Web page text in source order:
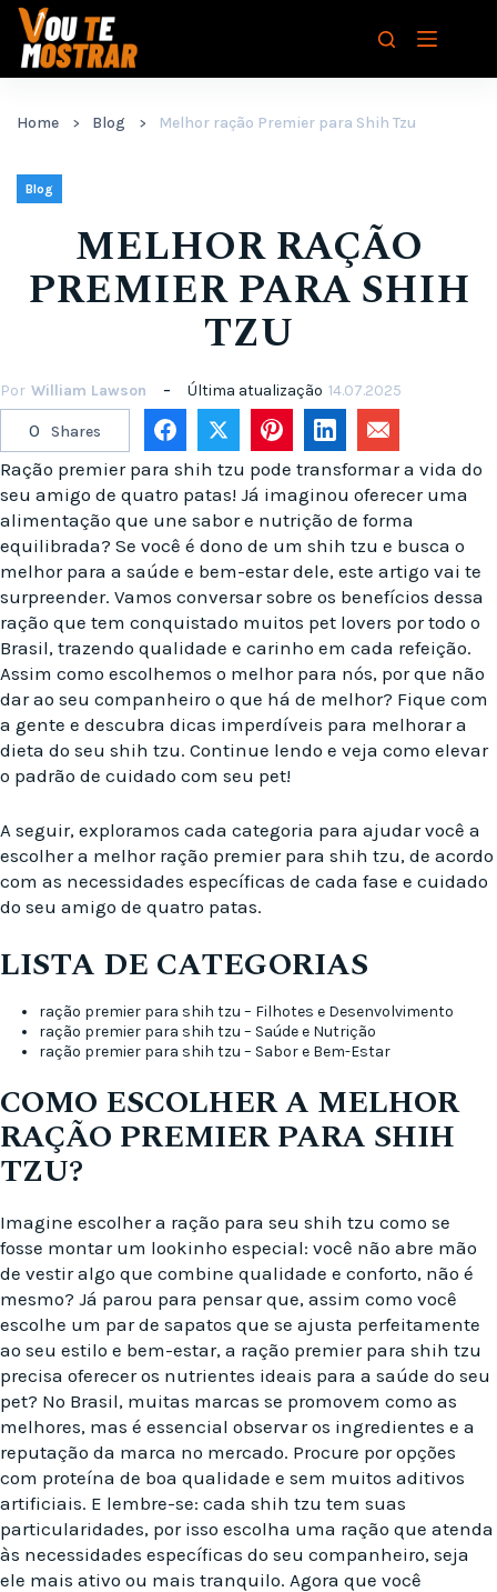
Pular
para
Home Blog Melhor ração Premier para Shih Tzu
Blog
MELHOR RAÇÃO
PREMIER PARA SHIH
TZU
Por William Lawson Última atualização 14.07.2025
0 Shares
Ração premier para shih tzu pode transformar a vida do
seu amigo de quatro patas! Já imaginou oferecer uma
alimentação que une sabor e nutrição de forma
equilibrada? Se você é dono de um shih tzu e busca o
melhor para a saúde e bem-estar dele, este artigo vai te
surpreender. Vamos conversar sobre os benefícios dessa
ração que tem conquistado muitos pet lovers por todo o
Brasil, trazendo qualidade e carinho em cada refeição.
Assim como escolhemos o melhor para nós, por que não
dar ao seu companheiro o que há de melhor? Fique com
a gente e descubra dicas imperdíveis para melhorar a
dieta do seu shih tzu. Continue lendo e veja como elevar
o padrão de cuidado com seu pet!
A seguir, exploramos cada categoria para ajudar você a
escolher a melhor ração premier para shih tzu, de acordo
com as necessidades específicas de cada fase e cuidado
do seu amigo de quatro patas.
LISTA DE CATEGORIAS
ração premier para shih tzu – Filhotes e Desenvolvimento
ração premier para shih tzu – Saúde e Nutrição
ração premier para shih tzu – Sabor e Bem-Estar
COMO ESCOLHER A MELHOR
RAÇÃO PREMIER PARA SHIH
TZU?
Imagine escolher a ração para seu shih tzu como se
fosse montar um lookinho especial: você não abre mão
de vestir algo que combine qualidade e conforto, não é
mesmo? Já parou para pensar que, assim como você
escolhe um par de sapatos que se ajusta perfeitamente
ao seu estilo e bem-estar, a ração premier para shih tzu
precisa oferecer os nutrientes ideais para a saúde do seu
pet? No Brasil, muitas marcas se promovem como as
melhores, mas é essencial observar os ingredientes e a
reputação da marca no mercado. Procure por opções
com proteína de boa qualidade e sem muitos aditivos
artificiais. E lembre-se: cada shih tzu tem suas
particularidades, por isso escolha uma ração que atenda
às necessidades específicas do seu companheiro, seja
ele mais ativo ou mais tranquilo. Agora que você